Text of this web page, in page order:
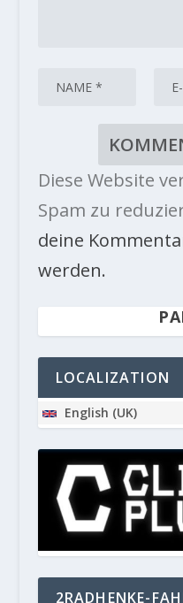
Diese Website
Spam zu
deine
werden.
LOCALIZATION
English (UK)
2RADHENKE-